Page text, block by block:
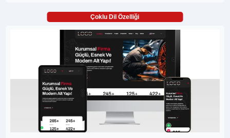
Çoklu Dil Özelliği